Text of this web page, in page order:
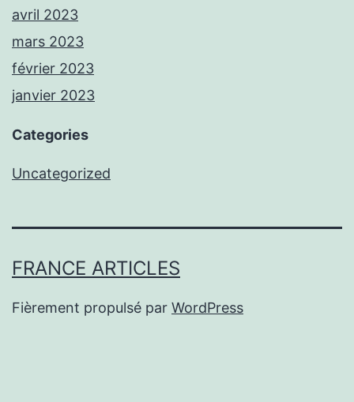
avril 2023
mars 2023
février 2023
janvier 2023
Categories
Uncategorized
FRANCE ARTICLES
Fièrement propulsé par WordPress